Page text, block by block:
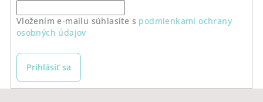
Vložením e-mailu súhlasíte s podmienkami ochrany
osobných údajov
Prihlásiť sa